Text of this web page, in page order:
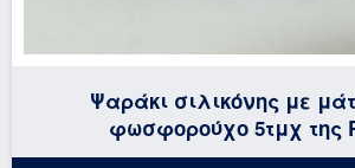
Ψαράκι σιλικόνης με
φωσφορούχο 5τμχ της